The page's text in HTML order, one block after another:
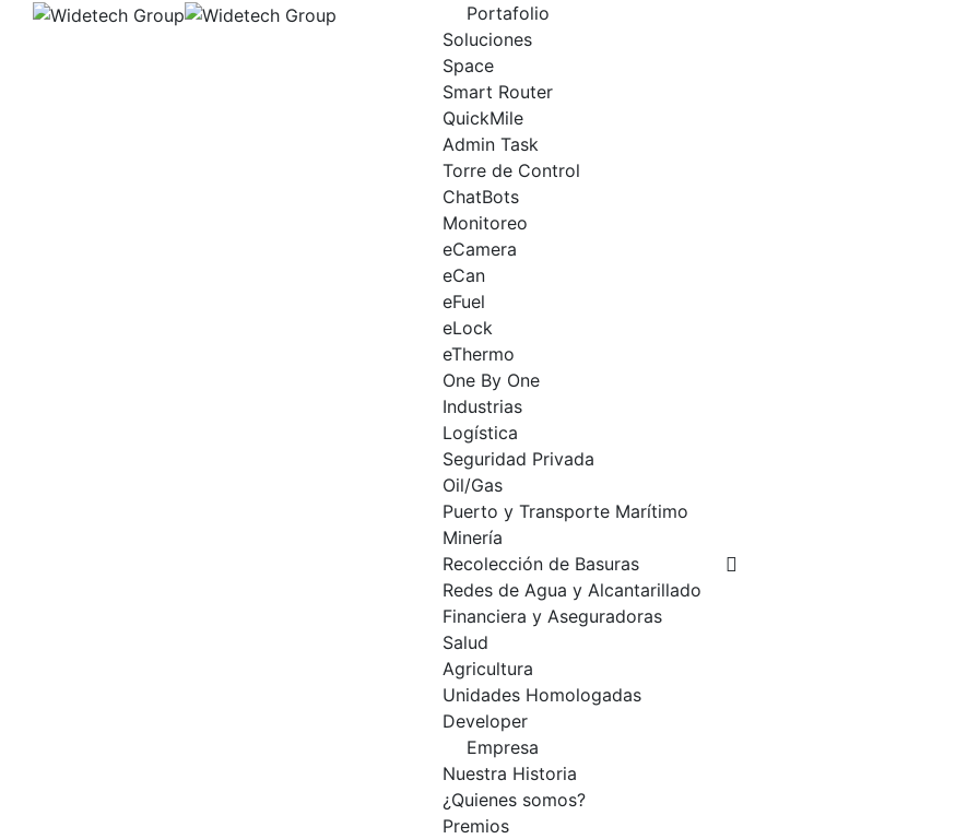
Skip
Portafolio
Soluciones
Space
Smart Router
QuickMile
Admin Task
Torre de Control
ChatBots
Monitoreo
eCamera
eCan
eFuel
eLock
eThermo
One By One
Industrias
Logística
Seguridad Privada
Oil/Gas
Puerto y Transporte Marítimo
Minería
Recolección de Basuras
Redes de Agua y Alcantarillado
Financiera y Aseguradoras
Salud
Agricultura
Unidades Homologadas
Developer
Empresa
Nuestra Historia
¿Quienes somos?
Premios